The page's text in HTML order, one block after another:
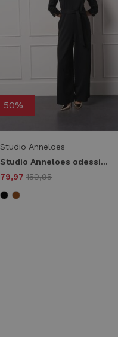
50%
Studio Anneloes
Studio Anneloes odessi sparkle jumpsuit 13330 Jumpsuit 9000 black
79,97 159,95